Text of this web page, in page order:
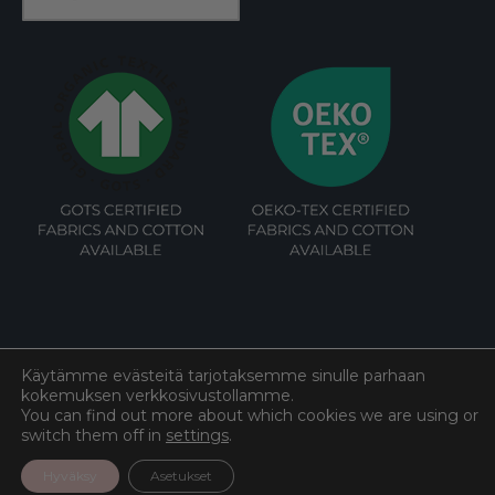
© Cottoned2026. All rights reserved.
Käytämme evästeitä tarjotaksemme sinulle parhaan
kokemuksen verkkosivustollamme.
You can find out more about which cookies we are using or
switch them off in settings.
Asetukset